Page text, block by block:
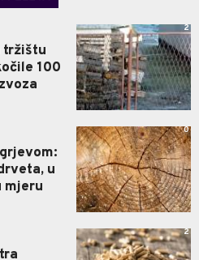
tržištu
100
2
u
mjeru
0
2